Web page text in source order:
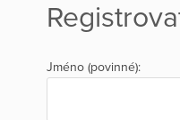
Jméno (povinné):